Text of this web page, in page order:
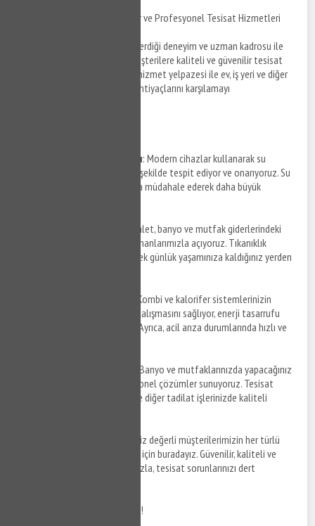
Nakkaştepe Tesisatçı: Güvenilir ve Profesyonel Tesisat Hizmetleri
Nakkaştepe Tesisatçı, yılların verdiği deneyim ve uzman kadrosu ile
Nakkaştepe ve çevresindeki müşterilere kaliteli ve güvenilir tesisat
hizmetleri sunmaktadır. Geniş hizmet yelpazesi ile ev, iş yeri ve diğer
ticari mekanların tüm tesisat ihtiyaçlarını karşılamayı
Su Kaçağı Tespiti ve Onarımı: Modern cihazlar kullanarak su
kaçaklarını hızlı ve hasarsız bir şekilde tespit ediyor ve onarıyoruz. Su
kaçağı problemlerinizde anında müdahale ederek daha büyük
: Lavabo, tuvalet, banyo ve mutfak giderlerindeki
tıkanıklıkları profesyonel ekipmanlarımızla açıyoruz. Tıkanıklık
sorunlarınızı kısa sürede çözerek günlük yaşamınıza kaldığınız yerden
: Kombi ve kalorifer sistemlerinizin
bakımını yaparak daha verimli çalışmasını sağlıyor, enerji tasarrufu
yapmanıza yardımcı oluyoruz. Ayrıca, acil arıza durumlarında hızlı ve
: Banyo ve mutfaklarınızda yapacağınız
yenileme projelerinde profesyonel çözümler sunuyoruz. Tesisat
değişiklikleri, fayans döşeme ve diğer tadilat işlerinizde kaliteli
servisleri, siz değerli müşterilerimizin her türlü
tesisat ihtiyaçlarını karşılamak için buradayız. Güvenilir, kaliteli ve
profesyonel hizmet anlayışımızla, tesisat sorunlarınızı dert
Bize ulaşın, rahat bir nefes alın!